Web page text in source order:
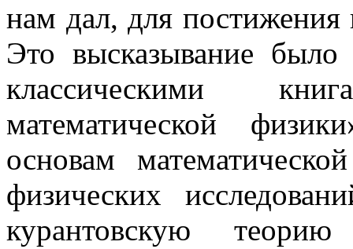
нам дал, для
Это высказывание было
классическими
математической
основам
физических
курантовскую